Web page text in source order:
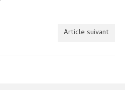
Article suivant